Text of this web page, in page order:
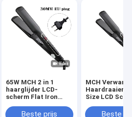
65W MCH 2 in 1
haarglijder LCD-
scherm Flat Iron
Curler met 3
Beste prijs
MCH
Haardraaier
Size LCD
OperatieBeste